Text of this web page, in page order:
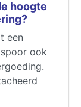
hoogte
een
ook